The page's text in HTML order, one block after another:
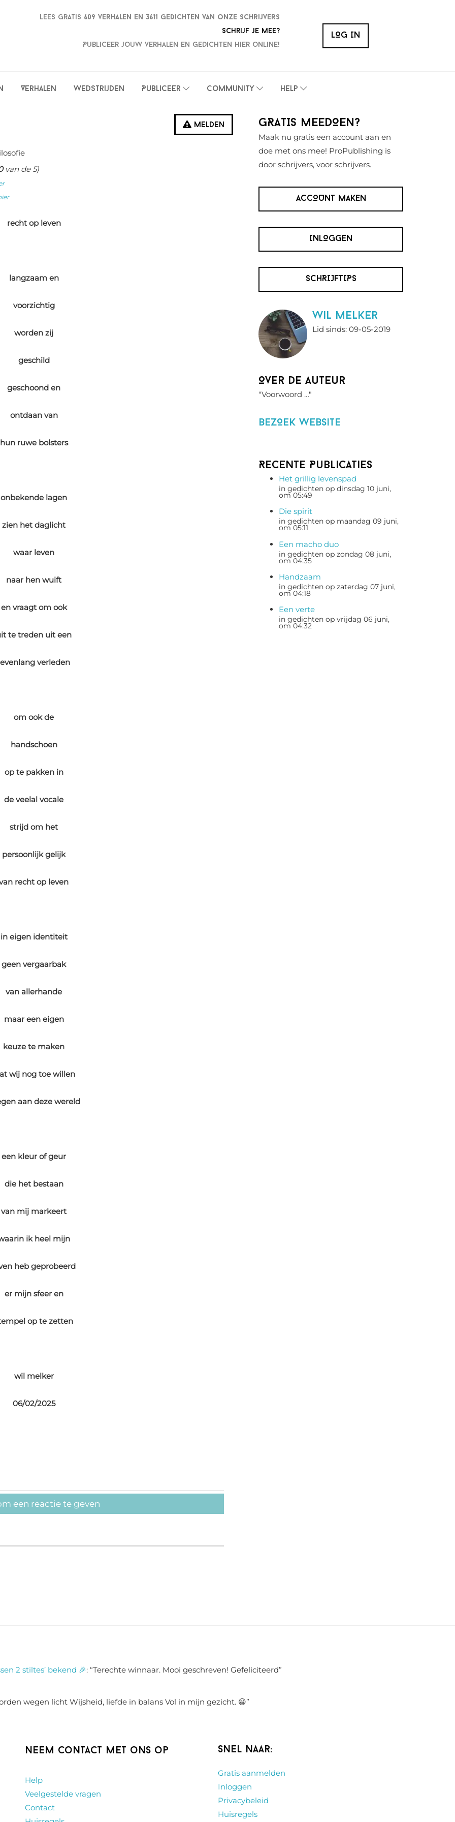
Lees gratis 609 verhalen en 3611 gedichten van onze schrijvers
Schrijf je mee?
Publiceer jouw verhalen en gedichten hier online!
LOG IN
Verhalen Wedstrijden Publiceer Community Help
Melden
van de 5)
recht op leven
langzaam en
voorzichtig
worden zij
geschild
geschoond en
ontdaan van
hun ruwe bolsters
onbekende lagen
zien het daglicht
waar leven
naar hen wuift
en vraagt om ook
te treden uit een
verleden
om ook de
handschoen
op te pakken in
de veelal vocale
strijd om het
persoonlijk gelijk
recht op leven
in eigen identiteit
geen vergaarbak
van allerhande
maar een eigen
keuze te maken
wij nog toe willen
aan deze wereld
een kleur of geur
die het bestaan
van mij markeert
ik heel mijn
heb geprobeerd
er mijn sfeer en
op te zetten
wil melker
06/02/2025
een reactie te geven
Primaire
Sidebar
GRATIS MEEDOEN?
Maak nu gratis een account aan en
doe met ons mee! ProPublishing is
door schrijvers, voor schrijvers.
ACCOUNT MAKEN
INLOGGEN
SCHRIJFTIPS
wil melker
Lid sinds: 09-05-2019
Over de auteur
"Voorwoord …"
BezOek website
Recente Publicaties
Het grillig levenspad
in gedichten op dinsdag 10 juni,
om 05:49
Die spirit
in gedichten op maandag 09 juni,
om 05:11
Een macho duo
in gedichten op zondag 08 juni,
om 04:35
Handzaam
in gedichten op zaterdag 07 juni,
om 04:18
Een verte
in gedichten op vrijdag 06 juni,
om 04:32
2 stiltes’ bekend 🎉: “Terechte winnaar. Mooi geschreven! Gefeliciteerd”
wegen licht Wijsheid, liefde in balans Vol in mijn gezicht. 😀”
Neem contact met ons op
Help
Veelgestelde vragen
Contact
Snel naar:
Gratis aanmelden
Inloggen
Privacybeleid
Huisregels